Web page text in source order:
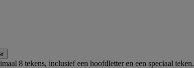
8 tekens, inclusief een hoofdletter en een speciaal teken.